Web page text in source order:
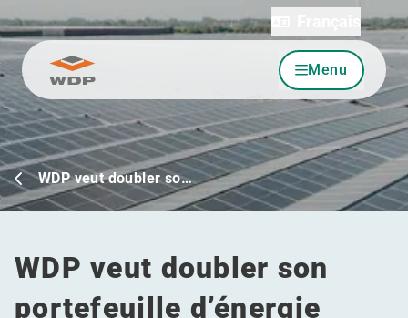
Allez au contenu Menu
WDP veut doubler so…
WDP veut doubler son
portefeuille d’énergie